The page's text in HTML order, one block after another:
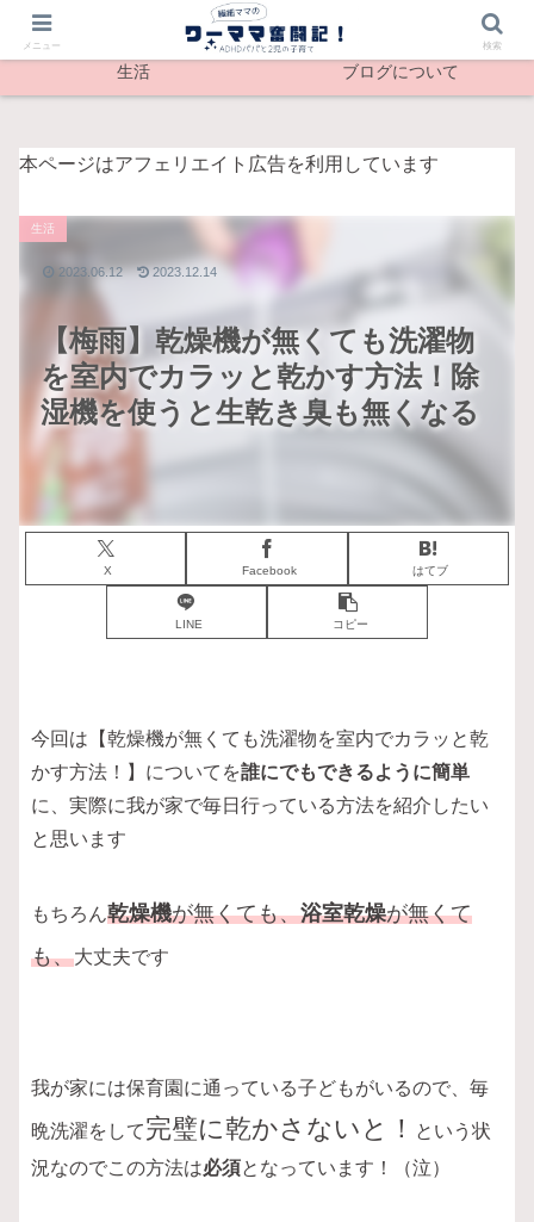
生活 ブログについて
本ページはアフェリエイト広告を利用しています
【梅雨】乾燥機が無くても洗濯物
を室内でカラッと乾かす方法！除
湿機を使うと生乾き臭も無くなる
生活
X Facebook はてブ
LINE コピー
2023.06.12 2023.12.14
今回は【乾燥機が無くても洗濯物を室内でカラッと乾
かす方法！】についてを誰にでもできるように簡単
に、実際に我が家で毎日行っている方法を紹介したい
と思います
もちろん乾燥機が無くても、浴室乾燥が無くて
も、大丈夫です
我が家には保育園に通っている子どもがいるので、毎
晩洗濯をして完璧に乾かさないと！
という状
況なのでこの方法は必須となっています！（泣）
メニュー 検索